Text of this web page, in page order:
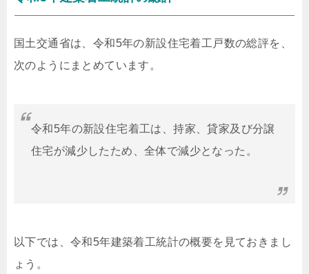
国土交通省は、令和5年の新設住宅着工戸数の総評を、
次のようにまとめています。
令和5年の新設住宅着工は、持家、貸家及び分譲
住宅が減少したため、全体で減少となった。
以下では、令和5年建築着工統計の概要を見ておきまし
ょう。